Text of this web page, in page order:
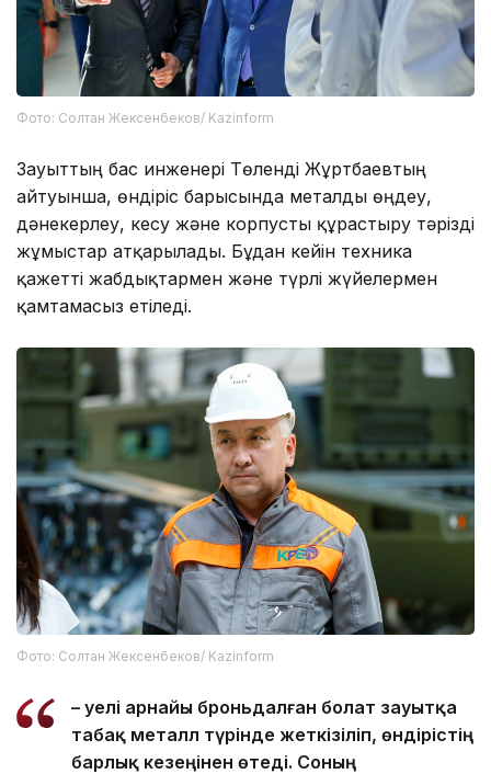
Фото: Солтан Жексенбеков/ Kazinform
Зауыттың бас инженері Төленді Жұртбаевтың
айтуынша, өндіріс барысында металды өңдеу,
дәнекерлеу, кесу және корпусты құрастыру тәрізді
жұмыстар атқарылады. Бұдан кейін техника
қажетті жабдықтармен және түрлі жүйелермен
қамтамасыз етіледі.
Фото: Солтан Жексенбеков/ Kazinform
– Әуелі арнайы броньдалған болат зауытқа
табақ металл түрінде жеткізіліп, өндірістің
барлық кезеңінен өтеді. Соның